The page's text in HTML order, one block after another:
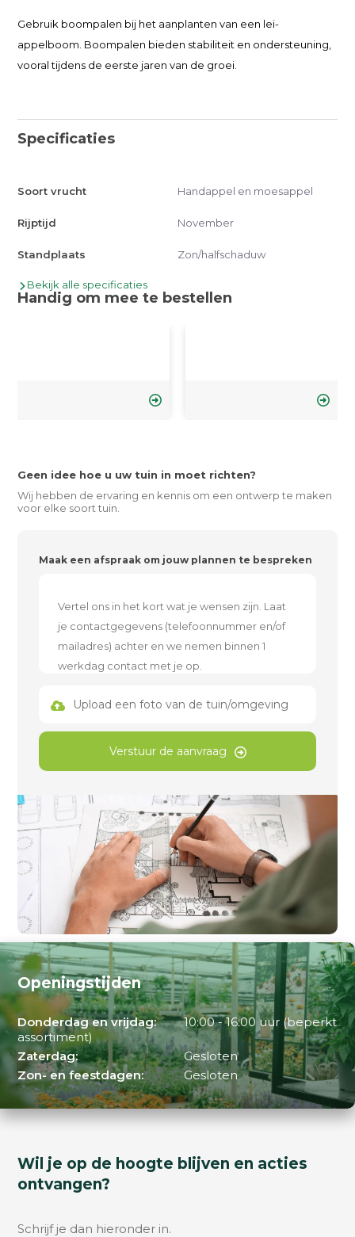
Gebruik boompalen bij het aanplanten van een lei-
appelboom. Boompalen bieden stabiliteit en ondersteuning,
vooral tijdens de eerste jaren van de groei.
Specificaties
Soort vrucht Handappel en moesappel
Rijptijd November
Standplaats Zon/halfschaduw
Bekijk alle specificaties
Handig om mee te bestellen
Geen idee hoe u uw tuin in moet richten?
Wij hebben de ervaring en kennis om een ontwerp te maken
voor elke soort tuin.
Maak een afspraak om jouw plannen te bespreken
Upload een foto van de tuin/omgeving
Verstuur de aanvraag
Openingstijden
Donderdag en vrijdag:
10:00 - 16:00 uur (beperkt
assortiment)
Zaterdag:
Gesloten
Zon- en feestdagen:
Gesloten
Wil je op de hoogte blijven en acties
ontvangen?
Schrijf je dan hieronder in.